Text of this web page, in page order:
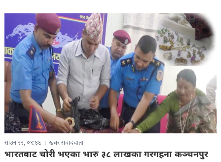
साउन २२, ०९:४६ खबर संवाददाता
भारतबाट चोरी भएका भारु ३८ लाखका गरगहना कञ्चनपुर